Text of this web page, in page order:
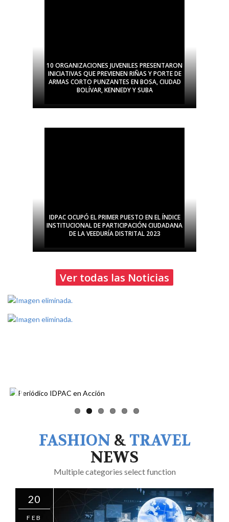
10 ORGANIZACIONES JUVENILES PRESENTARON
INICIATIVAS QUE PREVIENEN RIÑAS Y PORTE DE
ARMAS CORTO PUNZANTES EN BOSA, CIUDAD
BOLÍVAR, KENNEDY Y SUBA
IDPAC OCUPÓ EL PRIMER PUESTO EN EL ÍNDICE
INSTITUCIONAL DE PARTICIPACIÓN CIUDADANA
DE LA VEEDURÍA DISTRITAL 2023
Ver todas las Noticias
FASHION & TRAVEL
NEWS
Multiple categories select function
20
FEB